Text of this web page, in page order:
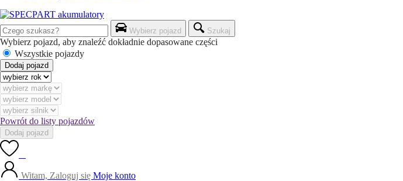
Wybierz pojazd Szukaj
Wybierz pojazd, aby znaleźć dokładnie dopasowane części
Wszystkie pojazdy
Dodaj pojazd
Powrót do listy pojazdów
Dodaj pojazd
Witam, Zaloguj się Moje konto